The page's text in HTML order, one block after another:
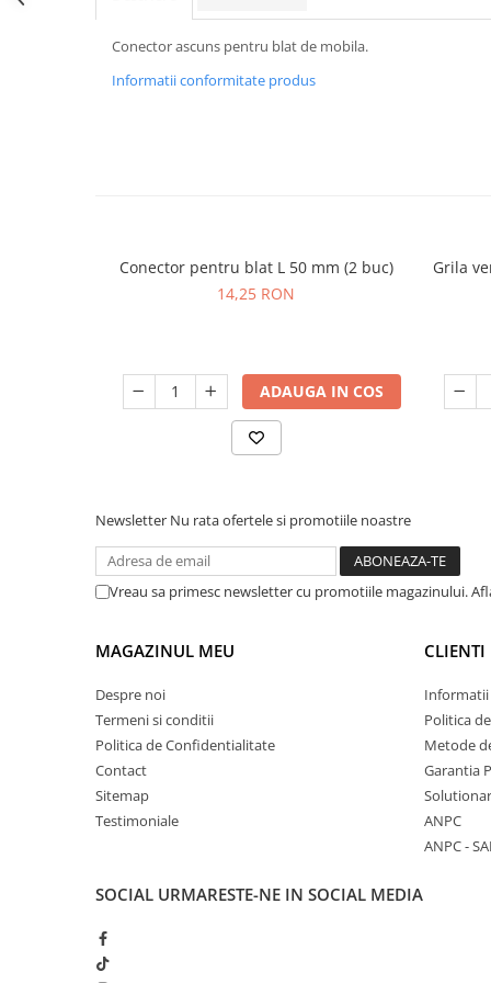
Conector ascuns pentru blat de mobila.
Informatii conformitate produs
Conector pentru blat L 50 mm (2 buc)
14,25 RON
ADAUGA IN COS
Grila
Newsletter Nu rata ofertele si promotiile noastre
Vreau sa primesc newsletter cu promotiile magazinului.
MAGAZINUL MEU
Despre noi
Termeni si conditii
Politica de Confidentialitate
Contact
Sitemap
Testimoniale
CLIENTI
Politica
Metode
Garantia
ANPC
ANPC -
SOCIAL URMARESTE-NE IN SOCIAL MEDIA